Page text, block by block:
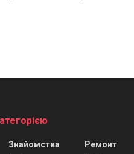
Знайомства
Ремонт